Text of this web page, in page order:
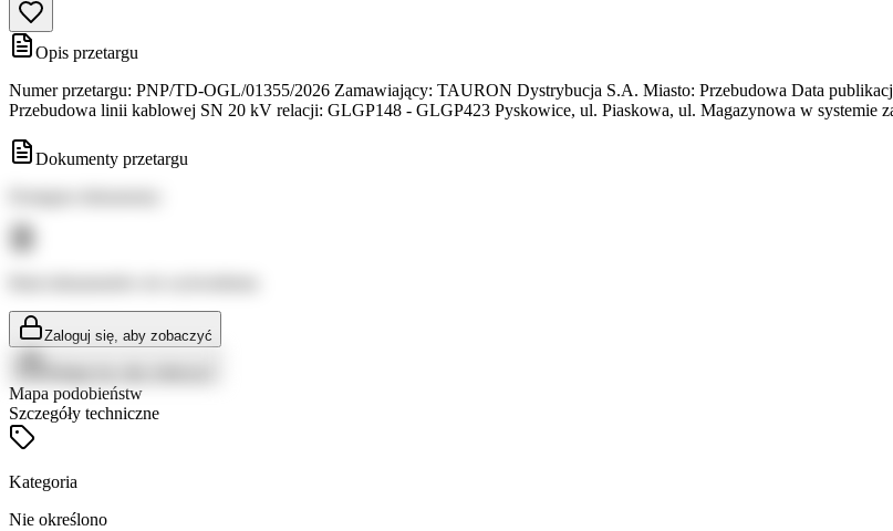
Opis przetargu
Numer przetargu: PNP/TD-OGL/01355/2026 Zamawiający: TAURON Dystrybucja S.A. Miasto: Przebudowa Data
Przebudowa linii kablowej SN 20 kV relacji: GLGP148 - GLGP423 Pyskowice, ul. Piaskowa, ul. Magazynowa w
Dokumenty przetargu
Zaloguj się, aby zobaczyć
Mapa podobieństw
Szczegóły techniczne
Kategoria
Nie określono